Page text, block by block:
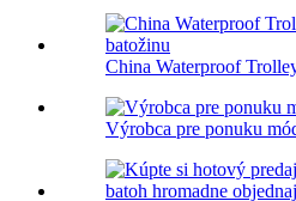
China Waterproof
Výrobca pre ponuku